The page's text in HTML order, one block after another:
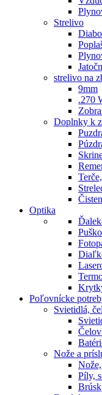
Strelivo
strelivo na
9mm
.270
Doplnky k
Optika
Poľovnícke
Svietidlá,
Nože a
Píly,